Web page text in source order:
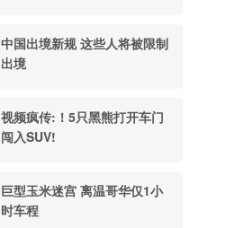
中国出境新规 这些人将被限制
出境
视频疯传:！5只黑熊打开车门
闯入SUV!
巨型玉米迷宫 离温哥华仅1小
时车程